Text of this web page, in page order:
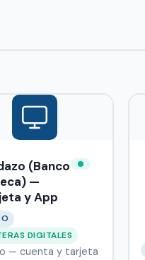
(Banco
—
y App
DIGITALES
— cuenta y tarjeta